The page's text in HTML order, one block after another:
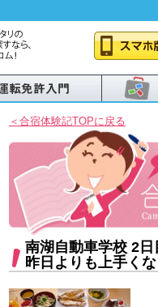
・東北
＜合宿体験記TOPに戻る
南湖自動車学校 2日
昨日よりも上手く